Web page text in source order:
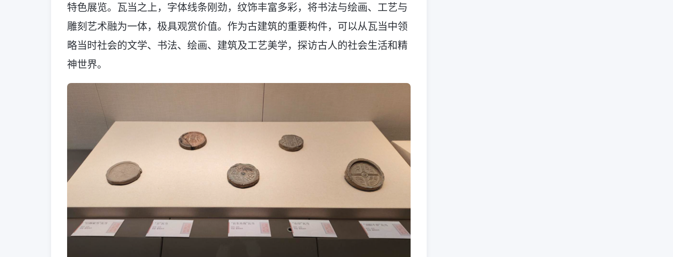
特色展览。瓦当之上，字体线条刚劲，纹饰丰富多彩，将书法与绘画、工艺与
雕刻艺术融为一体，极具观赏价值。作为古建筑的重要构件，可以从瓦当中领
略当时社会的文学、书法、绘画、建筑及工艺美学，探访古人的社会生活和精
神世界。